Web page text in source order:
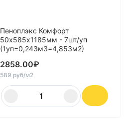
Пеноплэкс Комфорт
50х585х1185мм - 7шт/уп
(1уп=0,243м3=4,853м2)
2858.00₽
589 руб/м2